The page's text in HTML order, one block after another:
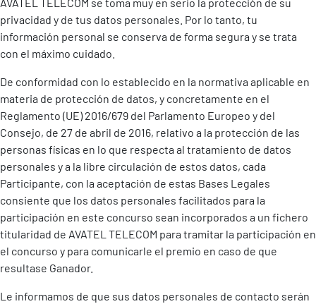
AVATEL TELECOM se toma muy en serio la protección de su
privacidad y de tus datos personales. Por lo tanto, tu
información personal se conserva de forma segura y se trata
con el máximo cuidado.
De conformidad con lo establecido en la normativa aplicable en
materia de protección de datos, y concretamente en el
Reglamento (UE) 2016/679 del Parlamento Europeo y del
Consejo, de 27 de abril de 2016, relativo a la protección de las
personas físicas en lo que respecta al tratamiento de datos
personales y a la libre circulación de estos datos, cada
Participante, con la aceptación de estas Bases Legales
consiente que los datos personales facilitados para la
participación en este concurso sean incorporados a un fichero
titularidad de AVATEL TELECOM para tramitar la participación en
el concurso y para comunicarle el premio en caso de que
resultase Ganador.
Le informamos de que sus datos personales de contacto serán